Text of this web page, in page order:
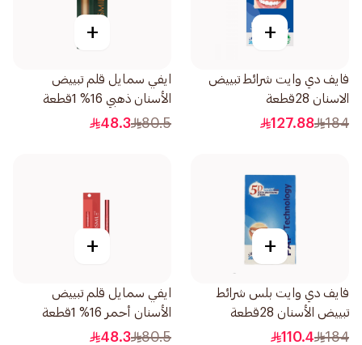
+
فايف دي وايت شرائط تبييض
الاسنان 28قطعة
184
127.88
+
ايفي سمايل قلم تبييض
الأسنان ذهبي 16% 1قطعة
80.5
48.3
+
فايف دي وايت بلس شرائط
تبييض الأسنان 28قطعة
184
110.4
+
ايفي سمايل قلم تبييض
الأسنان أحمر 16% 1قطعة
80.5
48.3